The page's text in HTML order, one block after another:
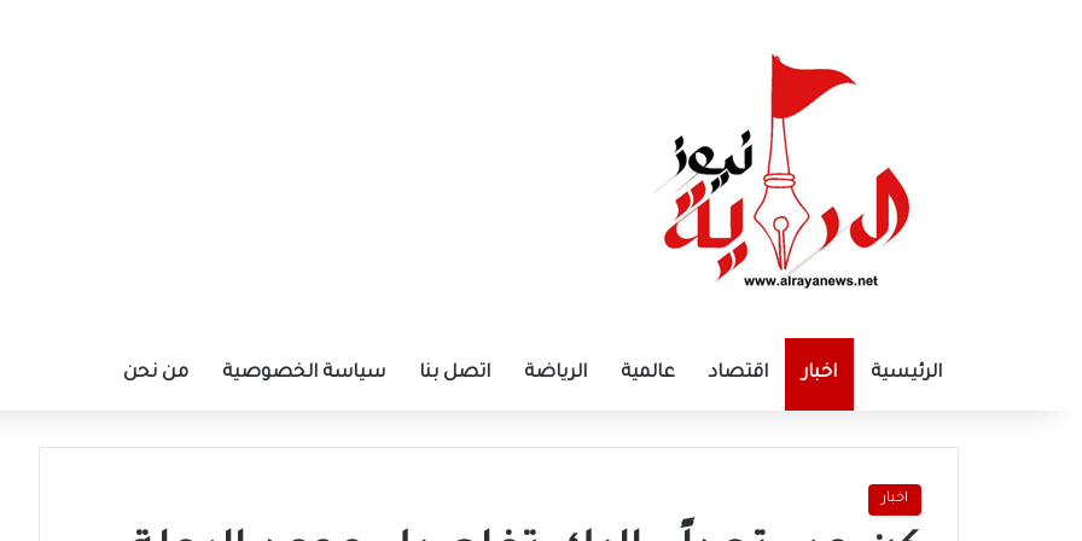
الرئيسية اخبار اقتصاد عالمية الرياضة اتصل بنا سياسة الخصوصية من نحن
اخبار